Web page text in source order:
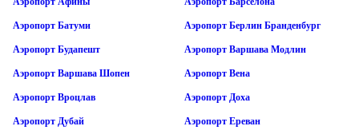
Аэропорт Батуми Аэропорт Берлин Бранденбург
Аэропорт Будапешт Аэропорт Варшава Модлин
Аэропорт Варшава Шопен Аэропорт Вена
Аэропорт Вроцлав Аэропорт Доха
Аэропорт Дубай Аэропорт Ереван